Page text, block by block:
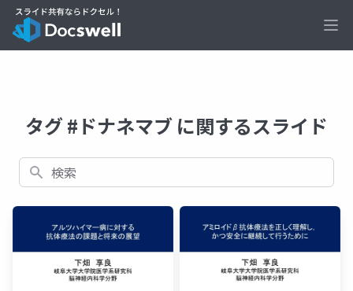
タグ #ドナネマブ に関するスライド
検索